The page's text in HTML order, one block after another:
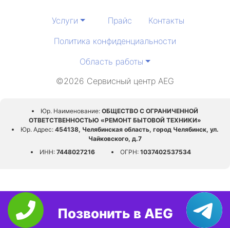
Услуги Прайс
Контакты
Политика конфиденциальности
Область работы
©2026 Сервисный центр AEG
Юр. Наименование: ОБЩЕСТВО С ОГРАНИЧЕННОЙ
ОТВЕТСТВЕННОСТЬЮ «РЕМОНТ БЫТОВОЙ ТЕХНИКИ»
Юр. Адрес:454138, Челябинская область, город Челябинск, ул.
Чайковского, д.7
ИНН: 7448027216 ОГРН: 1037402537534
Позвонить в AEG